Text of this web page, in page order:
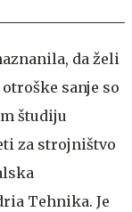
da želi
sanje so
študiju
za strojništvo
Tehnika. Je